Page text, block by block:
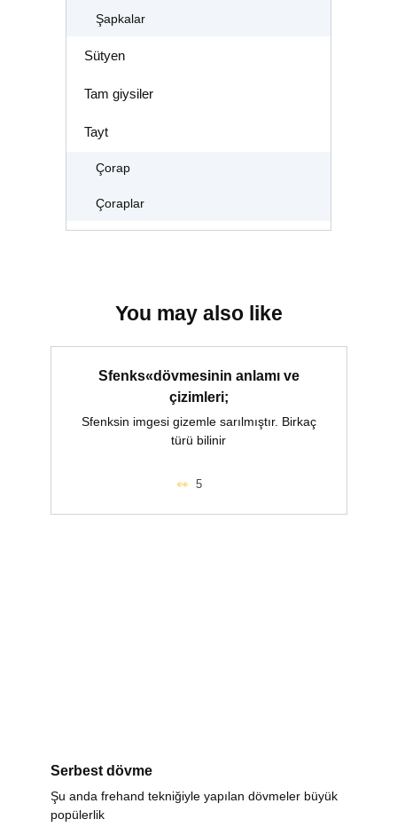
Şapkalar
Sütyen
Tam giysiler
Tayt
Çorap
Çoraplar
You may also like
Sfenks«dövmesinin anlamı ve
çizimleri;
Sfenksin imgesi gizemle sarılmıştır. Birkaç
türü bilinir
5
Serbest dövme
Şu anda frehand tekniğiyle yapılan dövmeler büyük
popülerlik